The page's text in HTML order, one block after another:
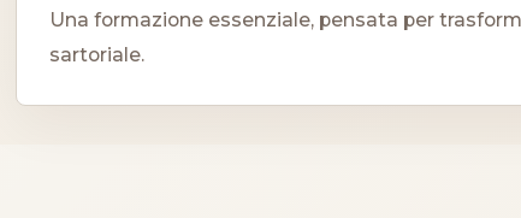
Una formazione essenziale, pensata per
sartoriale.